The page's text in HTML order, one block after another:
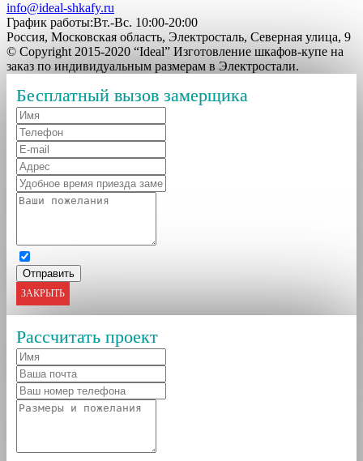
info@ideal-shkafy.ru
График работы:Вт.-Вс. 10:00-20:00
Россия, Московская область, Электросталь, Северная улица, 9
© Copyright 2015-2020 “Ideal” Изготовление шкафов-купе на
заказ по индивидуальным размерам в Электростали.
Бесплатный вызов замерщика
ЗАКРЫТЬ
Рассчитать проект